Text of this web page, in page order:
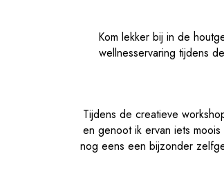
Kom lekker bij in de
wellnesservaring tijdens
Tijdens de creatieve
en genoot ik ervan iets
nog eens een bijzonder